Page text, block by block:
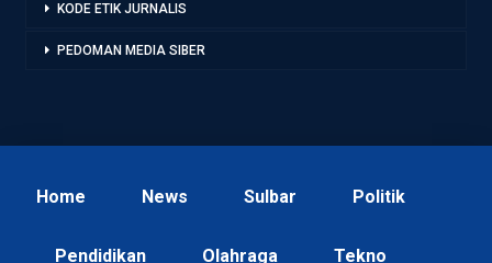
KODE ETIK JURNALIS
PEDOMAN MEDIA SIBER
Home News Sulbar Politik
Pendidikan Olahraga Tekno